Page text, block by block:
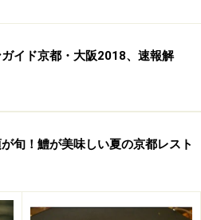
やはり、普段から食べている
シビアになってしまいがち。
いのに、何でこんなに高いの
当は、基本的にリピートする
ここで私がオススメする以上
り」
せんから、選びに選んだ厳選
のと思います。
私が京弁当でもっともオスス
ガイド京都・大阪2018、速報解
旬！鱧が美味しい夏の京都レスト